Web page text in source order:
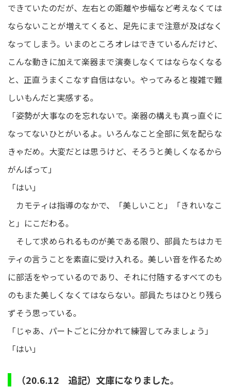
できていたのだが、左右との距離や歩幅など考えなくては
ならないことが増えてくると、足先にまで注意が及ばなく
なってしまう。いまのところオレはできているんだけど、
こんな動きに加えて楽器まで演奏しなくてはならなくなる
と、正直うまくこなす自信はない。やってみると複雑で難
しいもんだと実感する。
「姿勢が大事なのを忘れないで。楽器の構えも真っ直ぐに
なってないひとがいるよ。いろんなこと全部に気を配らな
きゃだめ。大変だとは思うけど、そろうと美しくなるから
がんばって」
「はい」
カモティは指導のなかで、「美しいこと」「きれいなこ
と」にこだわる。
そして求められるものが美である限り、部員たちはカモ
ティの言うことを素直に受け入れる。美しい音を作るため
に部活をやっているのであり、それに付随するすべてのも
のもまた美しくなくてはならない。部員たちはひとり残ら
ずそう思っている。
「じゃあ、パートごとに分かれて練習してみましょう」
「はい」
（20.6.12 追記）文庫になりました。